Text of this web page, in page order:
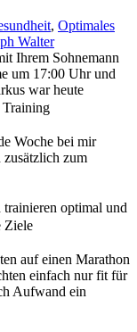
, Optimales
Walter
Ihrem Sohnemann
um 17:00 Uhr und
war heute
Training
Woche bei mir
zusätzlich zum
optimal und
Ziele
auf einen Marathon
einfach nur fit für
Aufwand ein